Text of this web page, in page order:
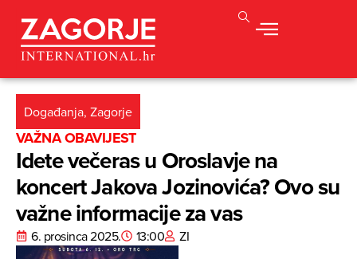
Događanja, Zagorje
VAŽNA OBAVIJEST
Idete večeras u Oroslavje na
koncert Jakova Jozinovića? Ovo su
važne informacije za vas
6. prosinca 2025. 13:00 ZI